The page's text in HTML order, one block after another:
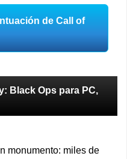
de Call of
Black Ops para PC,
monumento: miles de